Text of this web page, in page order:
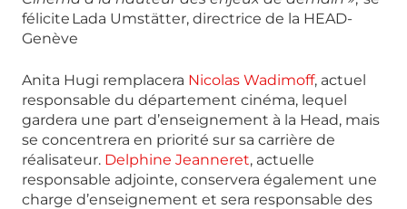
félicite Lada Umstätter, directrice de la HEAD-
Genève
Anita Hugi remplacera Nicolas Wadimoff, actuel
responsable du département cinéma, lequel
gardera une part d’enseignement à la Head, mais
se concentrera en priorité sur sa carrière de
réalisateur. Delphine Jeanneret, actuelle
responsable adjointe, conservera également une
charge d’enseignement et sera responsable des